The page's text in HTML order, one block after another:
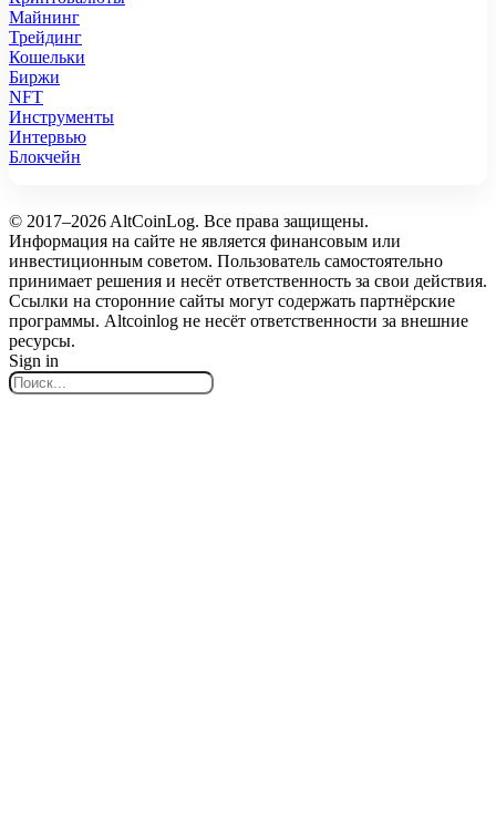
Майнинг
Трейдинг
Кошельки
Биржи
NFT
Инструменты
Интервью
Блокчейн
© 2017–2026 AltCoinLog. Все права защищены.
Информация на сайте не является финансовым или
инвестиционным советом. Пользователь самостоятельно
принимает решения и несёт ответственность за свои действия.
Ссылки на сторонние сайты могут содержать партнёрские
программы. Altcoinlog не несёт ответственности за внешние
ресурсы.
Sign in